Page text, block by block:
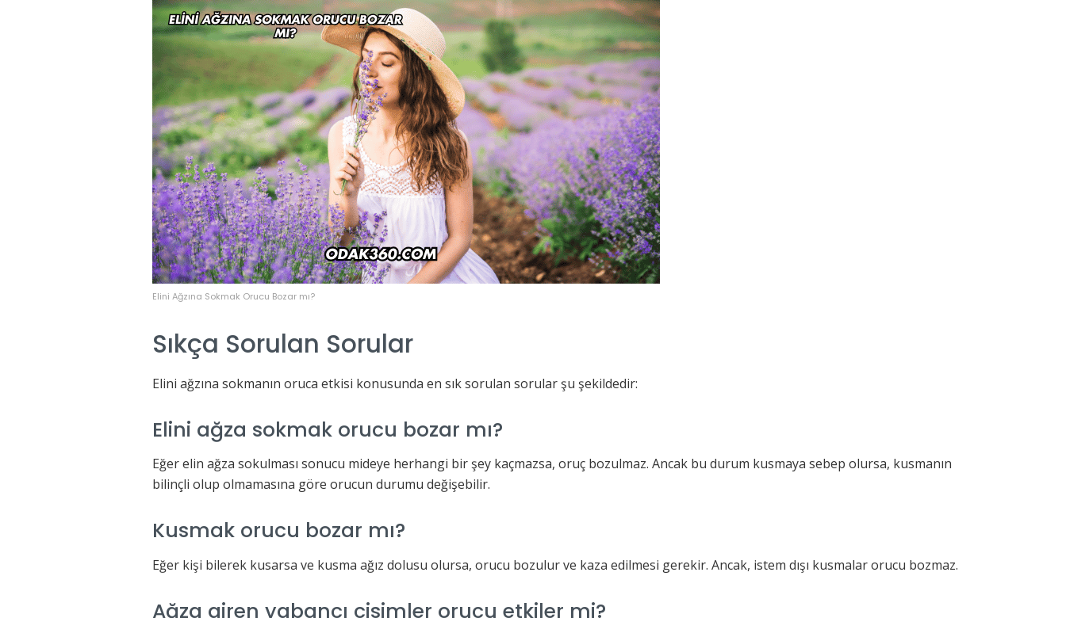
Elini Ağzına Sokmak Orucu Bozar mı?
Sıkça Sorulan Sorular
Elini ağzına sokmanın oruca etkisi konusunda en sık sorulan sorular şu şekildedir:
Elini ağza sokmak orucu bozar mı?
Eğer elin ağza sokulması sonucu mideye herhangi bir şey kaçmazsa, oruç bozulmaz. Ancak bu durum kusmaya sebep olursa, kusmanın
bilinçli olup olmamasına göre orucun durumu değişebilir.
Kusmak orucu bozar mı?
Eğer kişi bilerek kusarsa ve kusma ağız dolusu olursa, orucu bozulur ve kaza edilmesi gerekir. Ancak, istem dışı kusmalar orucu bozmaz.
Ağza giren yabancı cisimler orucu etkiler mi?